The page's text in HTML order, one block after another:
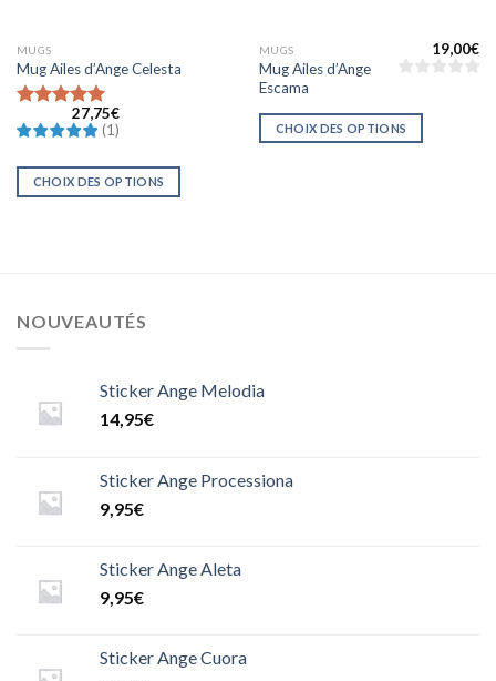
MUGS
Mug Ailes d’Ange Celesta
Note
5.0000000000000000
27,75€
(1)
CHOIX DES OPTIONS
MUGS
Mug Ailes d’Ange
Escama
19,00€
CHOIX DES OPTIONS
NOUVEAUTÉS
Sticker Ange Melodia
14,95€
Sticker Ange Processiona
9,95€
Sticker Ange Aleta
9,95€
Sticker Ange Cuora